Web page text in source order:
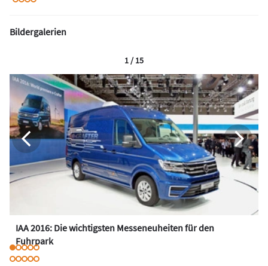
Bildergalerien
IAA 2016: Die wichtigsten Messeneuheiten für den
Fuhrpark
1 / 15